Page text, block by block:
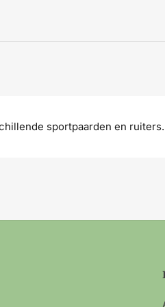
sportpaarden en ruiters.